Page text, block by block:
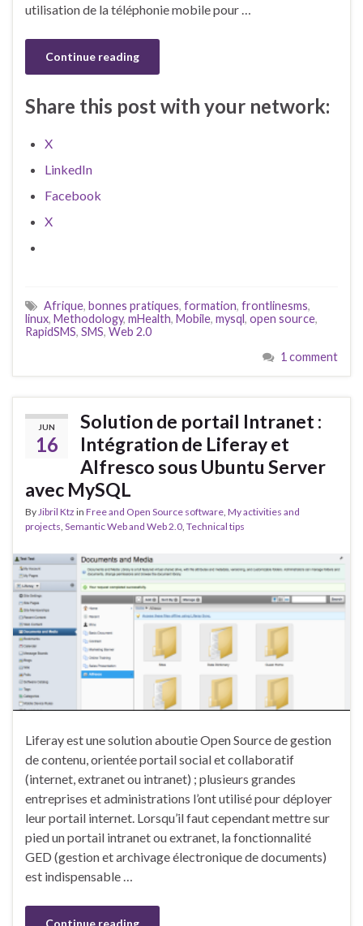
utilisation de la téléphonie mobile pour …
Continue reading
Share this post with your network:
X
LinkedIn
Facebook
X
Afrique, bonnes pratiques, formation, frontlinesms,
linux, Methodology, mHealth, Mobile, mysql, open source,
RapidSMS, SMS, Web 2.0
1 comment
JUN
16
Solution de portail Intranet :
Intégration de Liferay et
Alfresco sous Ubuntu Server
avec MySQL
By Jibril Ktz in Free and Open Source software My activities and
projects Semantic Web and Web 2.0 Technical tips
Liferay est une solution aboutie Open Source de gestion
de contenu, orientée portail social et collaboratif
(internet, extranet ou intranet) ; plusieurs grandes
entreprises et administrations l’ont utilisé pour déployer
leur portail internet. Lorsqu’il faut cependant mettre sur
pied un portail intranet ou extranet, la fonctionnalité
GED (gestion et archivage électronique de documents)
est indispensable …
Continue reading